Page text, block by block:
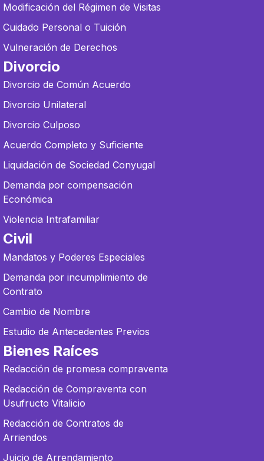
Modificación del Régimen de Visitas
Cuidado Personal o Tuición
Vulneración de Derechos
Divorcio
Divorcio de Común Acuerdo
Divorcio Unilateral
Divorcio Culposo
Acuerdo Completo y Suficiente
Liquidación de Sociedad Conyugal
Demanda por compensación
Económica
Violencia Intrafamiliar
Civil
Mandatos y Poderes Especiales
Demanda por incumplimiento de
Contrato
Cambio de Nombre
Estudio de Antecedentes Previos
Bienes Raíces
Redacción de promesa compraventa
Redacción de Compraventa con
Usufructo Vitalicio
Redacción de Contratos de
Arriendos
Juicio de Arrendamiento